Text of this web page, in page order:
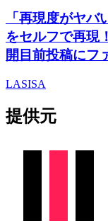
「再現度がヤ
をセルフで再現
開目前投稿にフ
LASISA
提供元